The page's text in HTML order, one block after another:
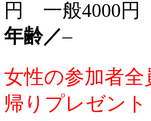
円 一般4000円
年齢／–
女性の参加者
帰りプレゼント